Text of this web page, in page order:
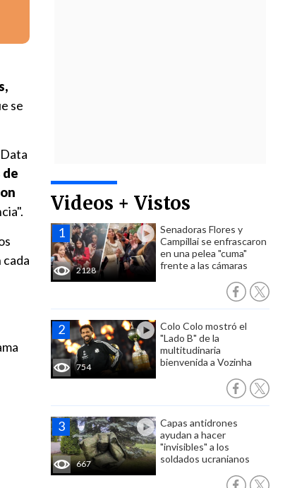
Videos + Vistos
2128
Senadoras Flores y
Campillai se enfrascaron
en una pelea "cuma"
frente a las cámaras
754
Colo Colo mostró el
"Lado B" de la
multitudinaria
bienvenida a Vozinha
667
Capas antidrones
ayudan a hacer
"invisibles" a los
soldados ucranianos
se
de